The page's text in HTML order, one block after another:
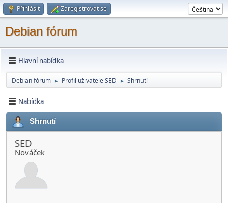
Přihlásit Zaregistrovat se
Debian fórum
Hlavní nabídka
Debian fórum ► Profil uživatele SED ► Shrnutí
Nabídka
Shrnutí
SED
Nováček